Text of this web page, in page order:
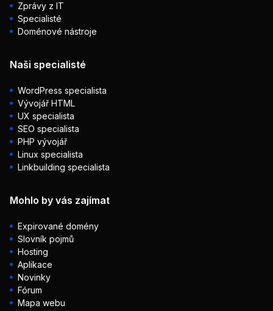
Zprávy z IT
Specialisté
Doménové nástroje
Naši specialisté
WordPress specialista
Vývojář HTML
UX specialista
SEO specialista
PHP vývojář
Linux specialista
Linkbuilding specialista
Mohlo by vás zajímat
Expirované domény
Slovník pojmů
Hosting
Aplikace
Novinky
Fórum
Mapa webu